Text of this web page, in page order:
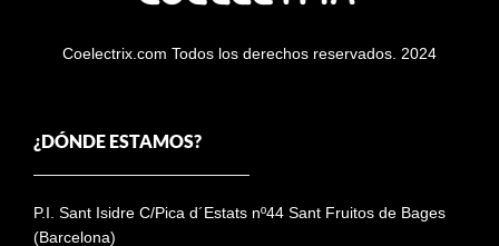
Coelectrix.com Todos los derechos reservados. 2024
¿DÓNDE ESTAMOS?
P.I. Sant Isidre C/Pica d´Estats nº44 Sant Fruitos de Bages
(Barcelona)